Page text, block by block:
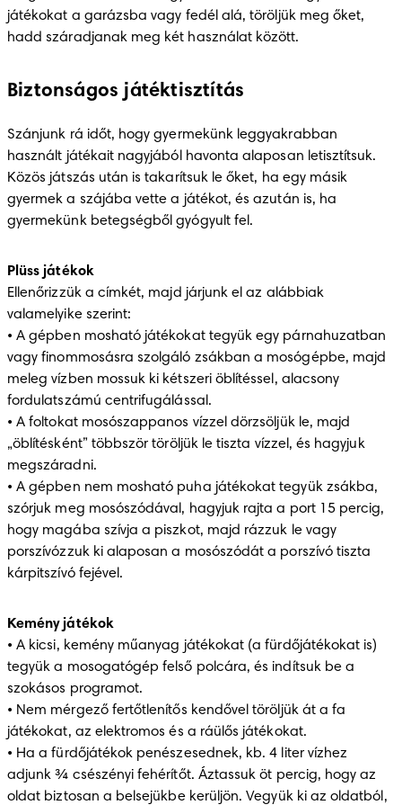
játékokat a garázsba vagy fedél alá, töröljük meg őket,
hadd száradjanak meg két használat között.
Biztonságos játéktisztítás
Szánjunk rá időt, hogy gyermekünk leggyakrabban
használt játékait nagyjából havonta alaposan letisztítsuk.
Közös játszás után is takarítsuk le őket, ha egy másik
gyermek a szájába vette a játékot, és azután is, ha
gyermekünk betegségből gyógyult fel.
Plüss játékok
Ellenőrizzük a címkét, majd járjunk el az alábbiak
valamelyike szerint:
• A gépben mosható játékokat tegyük egy párnahuzatban
vagy finommosásra szolgáló zsákban a mosógépbe, majd
meleg vízben mossuk ki kétszeri öblítéssel, alacsony
fordulatszámú centrifugálással.
• A foltokat mosószappanos vízzel dörzsöljük le, majd
„öblítésként” többször töröljük le tiszta vízzel, és hagyjuk
megszáradni.
• A gépben nem mosható puha játékokat tegyük zsákba,
szórjuk meg mosószódával, hagyjuk rajta a port 15 percig,
hogy magába szívja a piszkot, majd rázzuk le vagy
porszívózzuk ki alaposan a mosószódát a porszívó tiszta
kárpitszívó fejével.
Kemény játékok
• A kicsi, kemény műanyag játékokat (a fürdőjátékokat is)
tegyük a mosogatógép felső polcára, és indítsuk be a
szokásos programot.
• Nem mérgező fertőtlenítős kendővel töröljük át a fa
játékokat, az elektromos és a ráülős játékokat.
• Ha a fürdőjátékok penészesednek, kb. 4 liter vízhez
adjunk ¾ csészényi fehérítőt. Áztassuk öt percig, hogy az
oldat biztosan a belsejükbe kerüljön. Vegyük ki az oldatból,